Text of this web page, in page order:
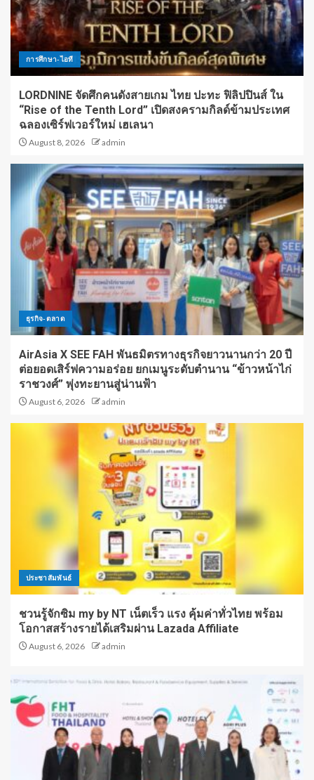
การศึกษา-ไอที
LORDNINE จัดศึกคนดังสายเกม ไทย ปะทะ ฟิลิปปินส์ ใน
“Rise of the Tenth Lord” เปิดสงครามกิลด์ข้ามประเทศ
ฉลองเซิร์ฟเวอร์ใหม่ เฮเลนา
August 8, 2026 admin
ธุรกิจ-ตลาด
AirAsia X SEE FAH พันธมิตรทางธุรกิจยาวนานกว่า 20 ปี
ต่อยอดเสิร์ฟความอร่อย ยกเมนูระดับตำนาน “ข้าวหน้าไก่
ราชวงศ์” พุ่งทะยานสู่น่านฟ้า
August 6, 2026 admin
ประชาสัมพันธ์
ชวนรู้จักซิม my by NT เน็ตเร็ว แรง คุ้มค่าทั่วไทย พร้อม
โอกาสสร้างรายได้เสริมผ่าน Lazada Affiliate
August 6, 2026 admin